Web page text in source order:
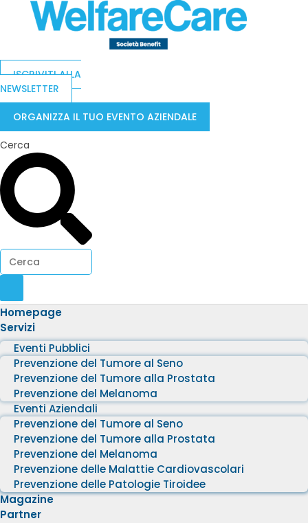
ISCRIVITI ALLA
NEWSLETTER
ORGANIZZA IL TUO EVENTO AZIENDALE
Cerca
Homepage
Servizi
Eventi Pubblici
Prevenzione del Tumore al Seno
Prevenzione del Tumore alla Prostata
Prevenzione del Melanoma
Eventi Aziendali
Prevenzione del Tumore al Seno
Prevenzione del Tumore alla Prostata
Prevenzione del Melanoma
Prevenzione delle Malattie Cardiovascolari
Prevenzione delle Patologie Tiroidee
Magazine
Partner